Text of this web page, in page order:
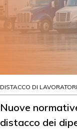
DISTACCO DI LAVORATORI
Nuove
distacco dei